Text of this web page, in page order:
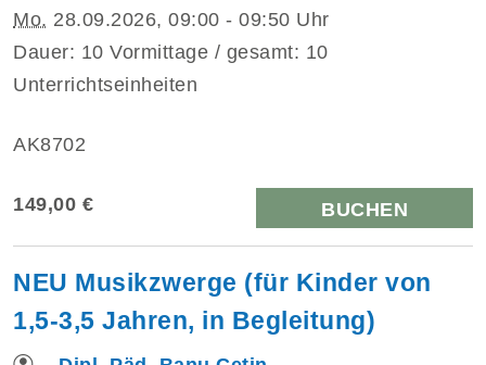
Mo. 28.09.2026, 09:00 - 09:50 Uhr
Dauer: 10 Vormittage / gesamt: 10
Unterrichtseinheiten
AK8702
149,00 € BUCHEN
NEU Musikzwerge (für Kinder von
1,5-3,5 Jahren, in Begleitung)